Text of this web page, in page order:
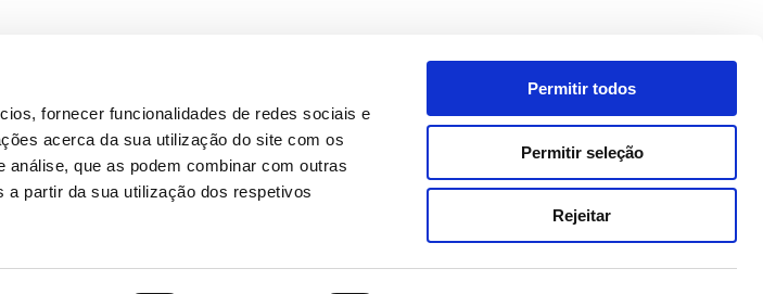
fornecer funcionalidades de redes sociais e
acerca da sua utilização do site com os
que as podem combinar com outras
partir da sua utilização dos respetivos
Permitir todos
Permitir seleção
Rejeitar